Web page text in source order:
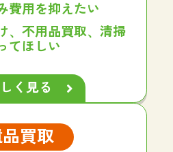
費用を抑えたい
、不用品買取、清掃
てほしい
く見る
買取